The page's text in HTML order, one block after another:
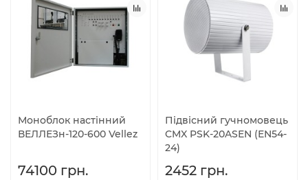
Моноблок настінний
ВЕЛЛЕЗн-120-600 Vellez
74100 грн.
Підвісний гучномовець
CMX PSK-20ASEN (EN54-
24)
2452 грн.